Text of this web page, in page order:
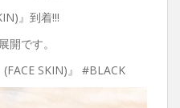
』到着!!!
開です。
SKIN)』 #BLACK